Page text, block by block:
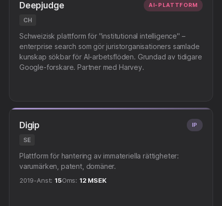
Deepjudge
CH
AI-PLATTFORM
Schweizisk plattform för "institutional intelligence" –
enterprise search som gör juristorganisationers samlade
kunskap sökbar för AI-arbetsflöden. Grundad av tidigare
Google-forskare. Partner med Harvey.
Digip
SE
IP
Plattform för hantering av immateriella rättigheter:
varumärken, patent, domäner.
2019-Anst: 15Oms: 12 MSEK